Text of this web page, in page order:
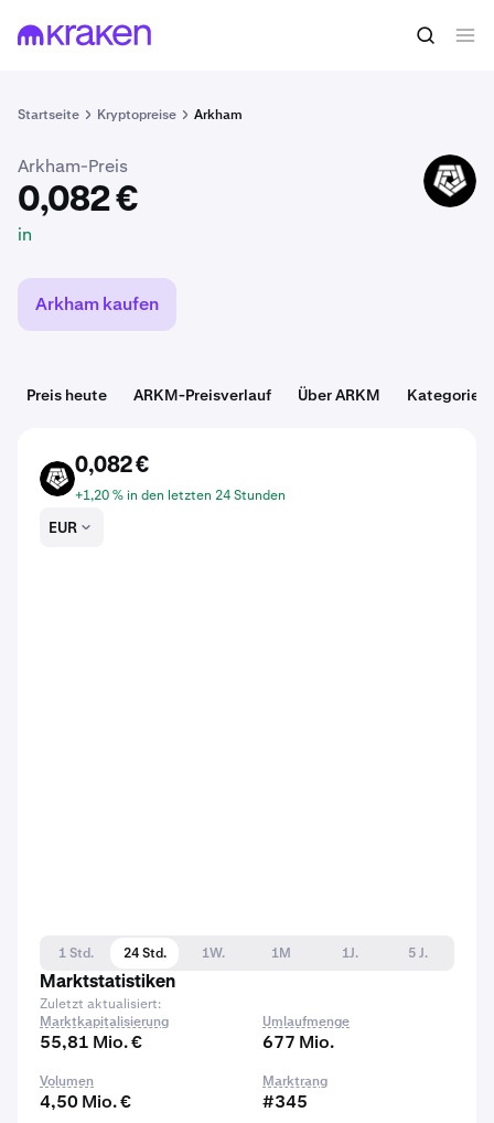
Startseite Kryptopreise Arkham
0,082 € ARKM kaufen
Arkham-Preis
0,082 €
in
ARKM
Arkham kaufen
Preis heute ARKM-Preisverlauf Über ARKM Kategorien
ARKM
0,082 €
+1,20 % in den letzten 24 Stunden
EUR
1 Std. 24 Std. 1W. 1M 1J.
5 J.
Marktstatistiken
Zuletzt aktualisiert:
Marktkapitalisierung
55,81 Mio. €
Umlaufmenge
677 Mio.
Volumen
4,50 Mio. €
Marktrang
#345